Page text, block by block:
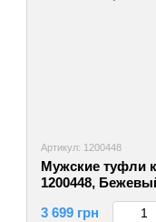
Артикул: 1200448
Мужские туфли
1200448,
3 699 грн